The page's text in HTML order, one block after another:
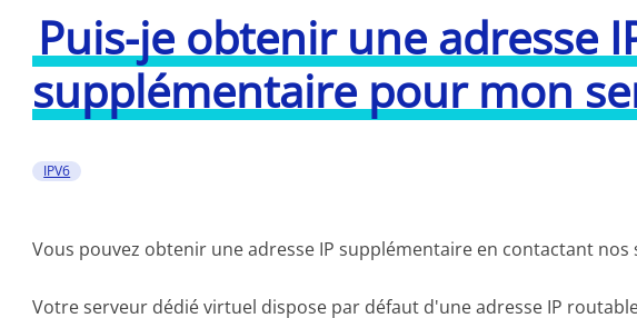
Puis-je obtenir une adresse
supplémentaire pour mon
IPV6
Vous pouvez obtenir une adresse IP supplémentaire en contactant nos
Votre serveur dédié virtuel dispose par défaut d'une adresse IP